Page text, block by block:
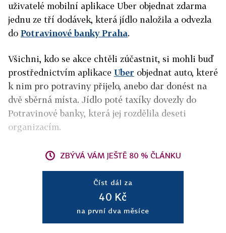
uživatelé mobilní aplikace Uber objednat zdarma
jednu ze tří dodávek, která jídlo naložila a odvezla
do Potravinové banky Praha.
Všichni, kdo se akce chtěli zúčastnit, si mohli buď
prostřednictvím aplikace Uber objednat auto, které
k nim pro potraviny přijelo, anebo dar donést na
dvě sběrná místa. Jídlo poté taxíky dovezly do
Potravinové banky, která jej rozdělila deseti
organizacím.
ZBÝVÁ VÁM JEŠTĚ 80 % ČLÁNKU
Číst dál za
40 Kč
na první dva měsíce